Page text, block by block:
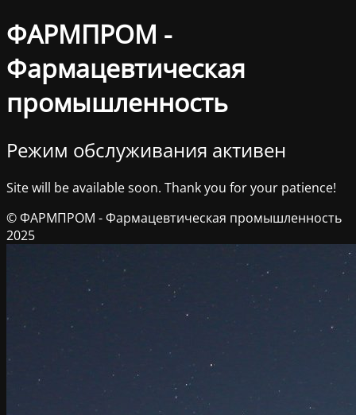
ФАРМПРОМ -
Фармацевтическая
промышленность
Режим обслуживания активен
Site will be available soon. Thank you for your patience!
© ФАРМПРОМ - Фармацевтическая промышленность
2025